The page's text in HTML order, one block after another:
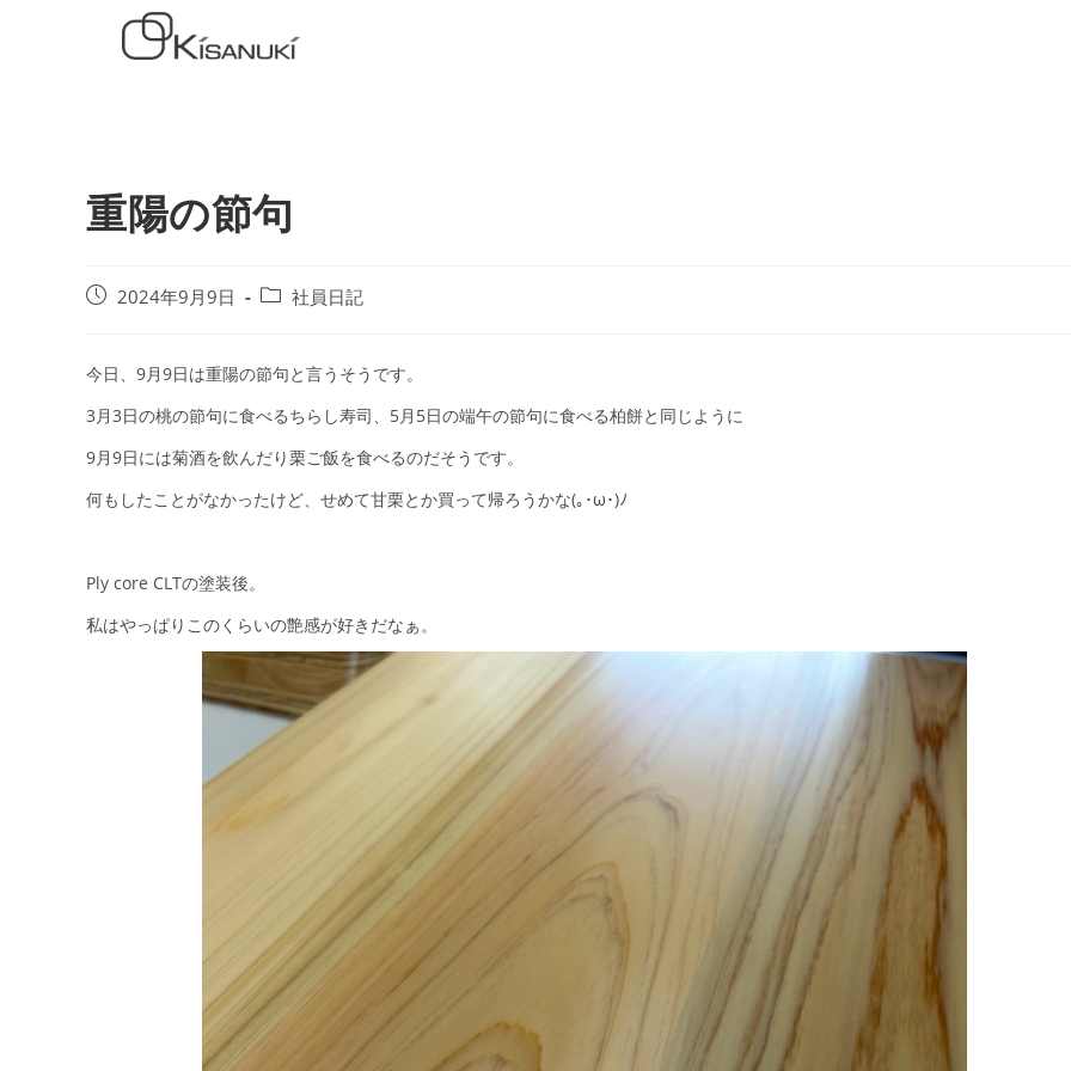
重陽の節句
2024年9月9日 社員日記
今日、9月9日は重陽の節句と言うそうです。
3月3日の桃の節句に食べるちらし寿司、5月5日の端午の節句に食べる柏餅と同じように
9月9日には菊酒を飲んだり栗ご飯を食べるのだそうです。
何もしたことがなかったけど、せめて甘栗とか買って帰ろうかな(｡･ω･)ﾉ
Ply core CLTの塗装後。
私はやっぱりこのくらいの艶感が好きだなぁ。